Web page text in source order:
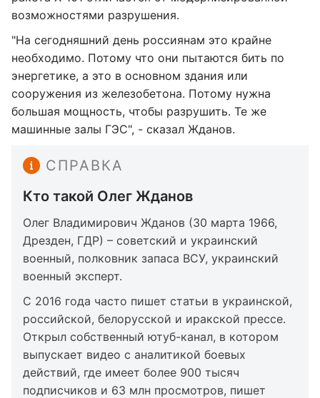
возможностями разрушения.
"На сегодняшний день россиянам это крайне
необходимо. Потому что они пытаются бить по
энергетике, а это в основном здания или
сооружения из железобетона. Потому нужна
большая мощность, чтобы разрушить. Те же
машинные залы ГЭС", - сказал Жданов.
СПРАВКА
Кто такой Олег Жданов
Олег Владимирович Жданов (30 марта 1966,
Дрезден, ГДР) – советский и украинский
военный, полковник запаса ВСУ, украинский
военный эксперт.
С 2016 года часто пишет статьи в украинской,
российской, белорусской и иракской прессе.
Открыл собственный ютуб-канал, в котором
выпускает видео с аналитикой боевых
действий, где имеет более 900 тысяч
подписчиков и 63 млн просмотров, пишет